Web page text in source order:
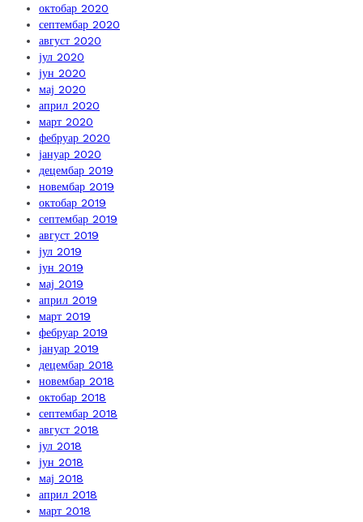
октобар 2020
септембар 2020
август 2020
јул 2020
јун 2020
мај 2020
април 2020
март 2020
фебруар 2020
јануар 2020
децембар 2019
новембар 2019
октобар 2019
септембар 2019
август 2019
јул 2019
јун 2019
мај 2019
април 2019
март 2019
фебруар 2019
јануар 2019
децембар 2018
новембар 2018
октобар 2018
септембар 2018
август 2018
јул 2018
јун 2018
мај 2018
април 2018
март 2018